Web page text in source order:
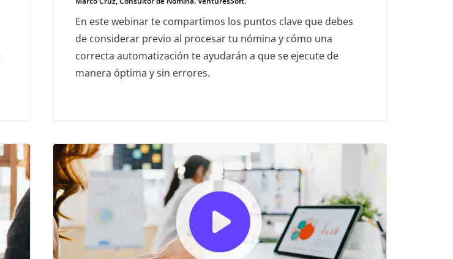
En este webinar te compartimos los puntos clave que debes
de considerar previo al procesar tu nómina y cómo una
correcta automatización te ayudarán a que se ejecute de
manera óptima y sin errores.